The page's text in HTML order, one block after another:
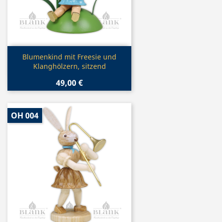
Vorschau
Blumenkind mit Freesie und
Klanghölzern, sitzend
49,00 €
OH 004